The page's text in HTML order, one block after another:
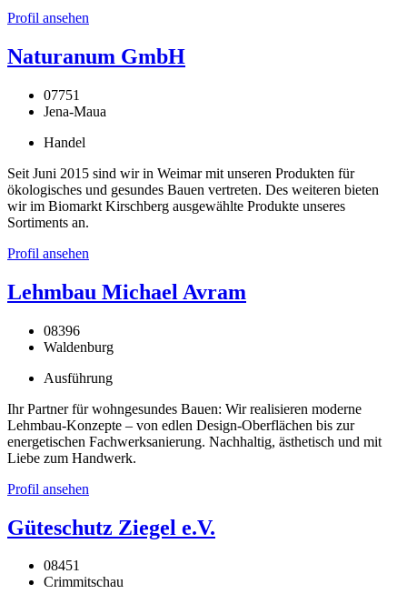
Profil ansehen
Naturanum GmbH
07751
Jena-Maua
Handel
Seit Juni 2015 sind wir in Weimar mit unseren Produkten für
ökologisches und gesundes Bauen vertreten. Des weiteren bieten
wir im Biomarkt Kirschberg ausgewählte Produkte unseres
Sortiments an.
Profil ansehen
Lehmbau Michael Avram
08396
Waldenburg
Ausführung
Ihr Partner für wohngesundes Bauen: Wir realisieren moderne
Lehmbau-Konzepte – von edlen Design-Oberflächen bis zur
energetischen Fachwerksanierung. Nachhaltig, ästhetisch und mit
Liebe zum Handwerk.
Profil ansehen
Güteschutz Ziegel e.V.
08451
Crimmitschau